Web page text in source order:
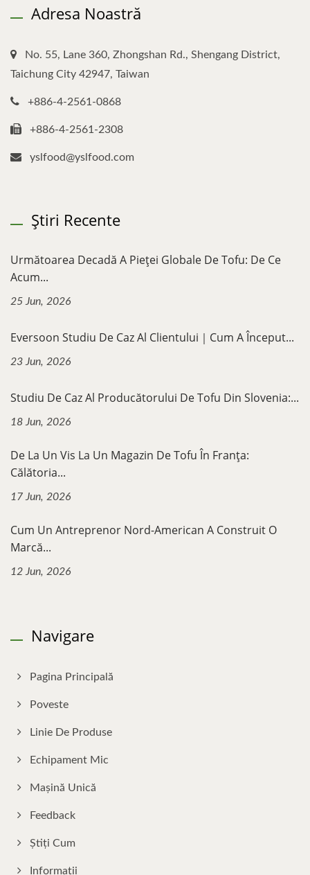
Adresa Noastră
No. 55, Lane 360, Zhongshan Rd., Shengang District,
Taichung City 42947, Taiwan
+886-4-2561-0868
+886-4-2561-2308
yslfood@yslfood.com
Știri Recente
Următoarea Decadă A Pieței Globale De Tofu: De Ce
Acum...
25 Jun, 2026
Eversoon Studiu De Caz Al Clientului｜Cum A Început...
23 Jun, 2026
Studiu De Caz Al Producătorului De Tofu Din Slovenia:...
18 Jun, 2026
De La Un Vis La Un Magazin De Tofu În Franța:
Călătoria...
17 Jun, 2026
Cum Un Antreprenor Nord-American A Construit O
Marcă...
12 Jun, 2026
Navigare
Pagina Principală
Poveste
Linie De Produse
Echipament Mic
Mașină Unică
Feedback
Știți Cum
Informații